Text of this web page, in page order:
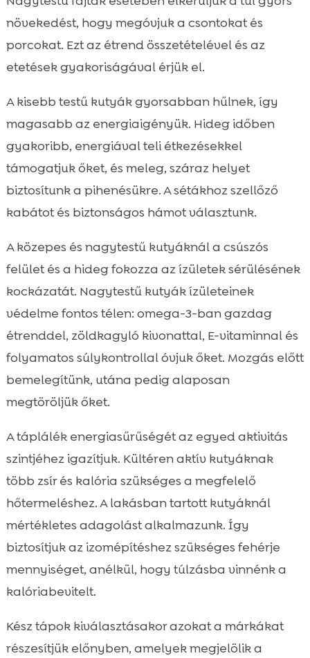
növekedést, hogy megóvjuk a csontokat és
porcokat. Ezt az étrend összetételével és az
etetések gyakoriságával érjük el.
A kisebb testű kutyák gyorsabban hűlnek, így
magasabb az energiaigényük. Hideg időben
gyakoribb, energiával teli étkezésekkel
támogatjuk őket, és meleg, száraz helyet
biztosítunk a pihenésükre. A sétákhoz szellőző
kabátot és biztonságos hámot választunk.
A közepes és nagytestű kutyáknál a csúszós
felület és a hideg fokozza az ízületek sérülésének
kockázatát. Nagytestű kutyák ízületeinek
védelme fontos télen: omega-3-ban gazdag
étrenddel, zöldkagyló kivonattal, E-vitaminnal és
folyamatos súlykontrollal óvjuk őket. Mozgás előtt
bemelegítünk, utána pedig alaposan
megtöröljük őket.
A táplálék energiasűrűségét az egyed aktivitás
szintjéhez igazítjuk. Kültéren aktív kutyáknak
több zsír és kalória szükséges a megfelelő
hőtermeléshez. A lakásban tartott kutyáknál
mértékletes adagolást alkalmazunk. Így
biztosítjuk az izomépítéshez szükséges fehérje
mennyiséget, anélkül, hogy túlzásba vinnénk a
kalóriabevitelt.
Kész tápok kiválasztásakor azokat a márkákat
részesítjük előnyben, amelyek megjelölik a